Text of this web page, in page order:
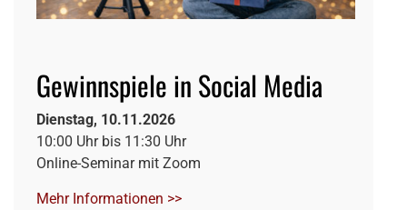
Gewinnspiele in Social Media
Dienstag, 10.11.2026
10:00 Uhr bis 11:30 Uhr
Online-Seminar mit Zoom
Mehr Informationen >>